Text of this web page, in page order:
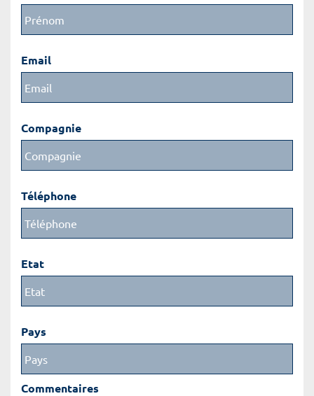
Email
Compagnie
Téléphone
Etat
Pays
Commentaires